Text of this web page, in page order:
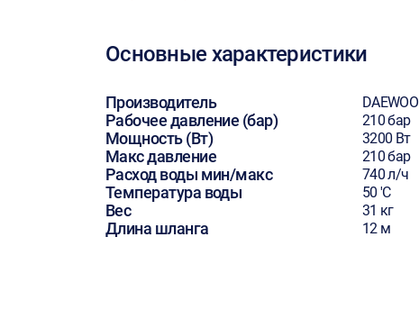
Основные характеристики
Производитель DAEWOO
Рабочее давление (бар) 210 бар
Мощность (Вт) 3200 Вт
Макс давление 210 бар
Расход воды мин/макс 740 л/ч
Температура воды 50 'C
Вес 31 кг
Длина шланга 12 м